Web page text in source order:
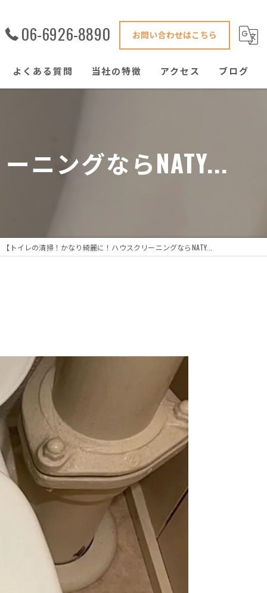
06-6926-8890 お問い合わせはこちら
よくある質問 当社の特徴
ハウスクリーニング
アクセス ブログ
ニングならNATY...
【トイレの清掃！かなり綺麗に！ハウスクリーニングならNATY...